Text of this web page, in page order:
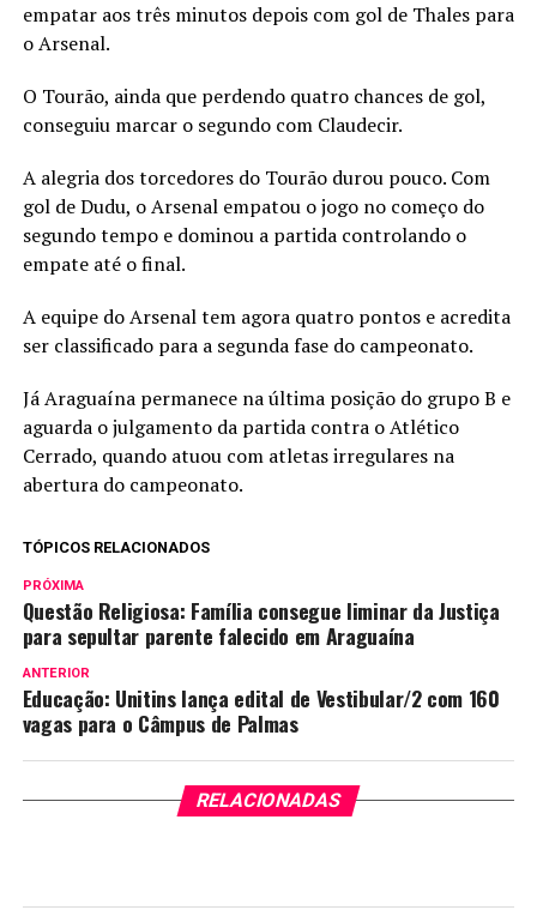
empatar aos três minutos depois com gol de Thales para
o Arsenal.
O Tourão, ainda que perdendo quatro chances de gol,
conseguiu marcar o segundo com Claudecir.
A alegria dos torcedores do Tourão durou pouco. Com
gol de Dudu, o Arsenal empatou o jogo no começo do
segundo tempo e dominou a partida controlando o
empate até o final.
A equipe do Arsenal tem agora quatro pontos e acredita
ser classificado para a segunda fase do campeonato.
Já Araguaína permanece na última posição do grupo B e
aguarda o julgamento da partida contra o Atlético
Cerrado, quando atuou com atletas irregulares na
abertura do campeonato.
TÓPICOS RELACIONADOS
PRÓXIMA
Questão Religiosa: Família consegue liminar da Justiça
para sepultar parente falecido em Araguaína
ANTERIOR
Educação: Unitins lança edital de Vestibular/2 com 160
vagas para o Câmpus de Palmas
RELACIONADAS